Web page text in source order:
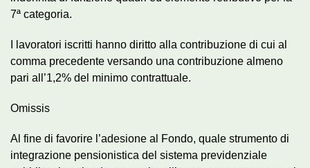
7ª categoria.
I lavoratori iscritti hanno diritto alla contribuzione di cui al
comma precedente versando una contribuzione almeno
pari all’1,2% del minimo contrattuale.
Omissis
Al fine di favorire l’adesione al Fondo, quale strumento di
integrazione pensionistica del sistema previdenziale